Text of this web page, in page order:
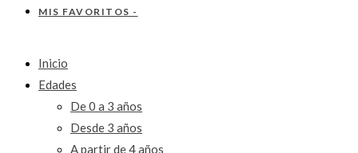
MIS FAVORITOS -
Inicio
Edades
De 0 a 3 años
Desde 3 años
A partir de 4 años